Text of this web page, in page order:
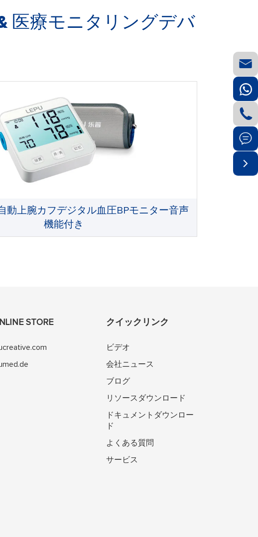
医療モニタリングデバ
動上腕カフデジタル血圧BPモニター音声
機能付き
STORE クイックリンク
ビデオ
会社ニュース
ブログ
リソースダウンロード
ドキュメントダウンロー
ド
よくある質問
サービス



